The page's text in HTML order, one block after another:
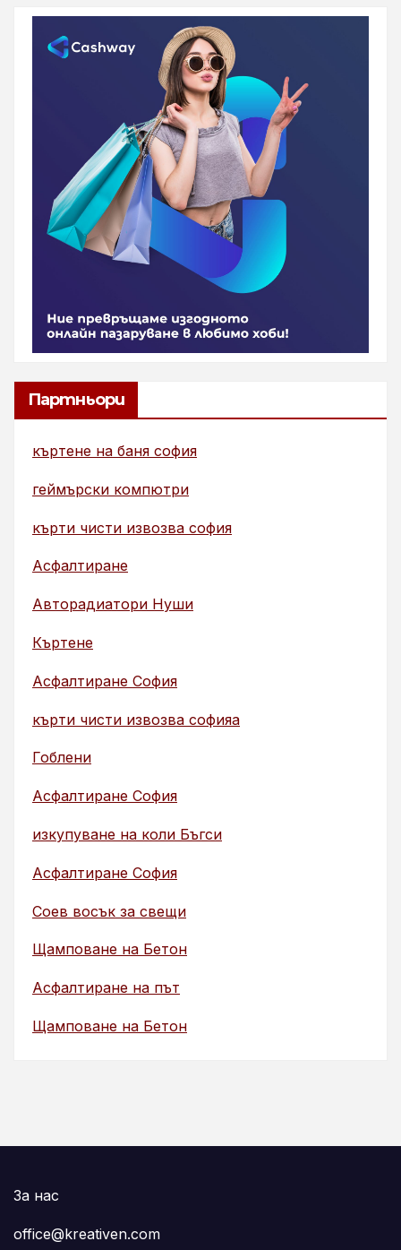
Партньори
къртене на баня софия
геймърски компютри
кърти чисти извозва софия
Асфалтиране
Авторадиатори Нуши
Къртене
Асфалтиране София
кърти чисти извозва софияа
Гоблени
Асфалтиране София
изкупуване на коли Бъгси
Асфалтиране София
Соев восък за свещи
Щамповане на Бетон
Асфалтиране на път
Щамповане на Бетон
За нас
office@kreativen.com